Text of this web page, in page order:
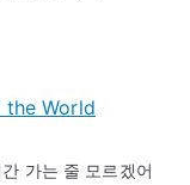
the World
가는 줄 모르겠어